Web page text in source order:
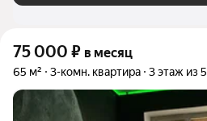
75 000 ₽ в месяц
65 м² 3-комн. квартира 3 этаж из 5